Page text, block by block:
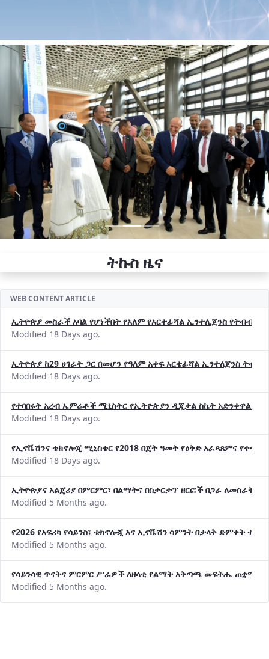
Previous Next
ትኩስ ዜና
WEB CONTENT ARTICLE
ኢትዮጵያ መስራች አባል የሆነችበት የአለም የአርተፊሻል ኢንተሊጀንስ የትብብር
Modified 18 Days ago.
ኢትዮጵያ ከ29 ሀገራት ጋር በመሆን የዓለም አቀፍ አርቴፊሻል ኢንተለጀንስ
Modified 18 Days ago.
የተባበሩት አረብ ኤምሬቶች ሚኒስትር የኢትዮጵያን ዲጂታል ስኬት አድንቀዋል
Modified 18 Days ago.
የኢኖቬሽንና ቴክኖሎጂ ሚኒስቴር የ2018 በጀት ዓመት የዕቅድ አፈጻጸምና
Modified 18 Days ago.
ኢትዮጵያና አልጄሪያ በምርምር፣ በልማትና በስታርታፕ ዘርፎች በጋራ ለመስራት
Modified 5 Months ago.
የ2026 የአፍሪካ የሳይንስ፣ ቴክኖሎጂ እና ኢኖቬሽን ሳምንት በታላቅ ድምቀት
Modified 5 Months ago.
የሳይንሳዊ ጥናትና ምርምር ሥራዎች ለዘላቂ የልማት አቅጣጫ መፍትሔ ጠቋሚ
Modified 5 Months ago.